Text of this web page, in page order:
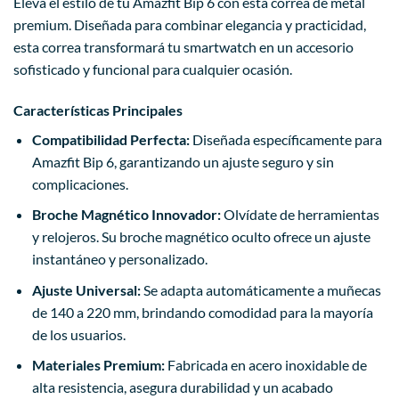
premium. Diseñada para combinar elegancia y practicidad,
esta correa transformará tu smartwatch en un accesorio
sofisticado y funcional para cualquier ocasión.
Características Principales
Compatibilidad Perfecta:Diseñada específicamente para
Amazfit Bip 6, garantizando un ajuste seguro y sin
complicaciones.
Broche Magnético Innovador:Olvídate de herramientas
y relojeros. Su broche magnético oculto ofrece un ajuste
instantáneo y personalizado.
Ajuste Universal:Se adapta automáticamente a muñecas
de 140 a 220 mm, brindando comodidad para la mayoría
de los usuarios.
Materiales Premium:Fabricada en acero inoxidable de
alta resistencia, asegura durabilidad y un acabado